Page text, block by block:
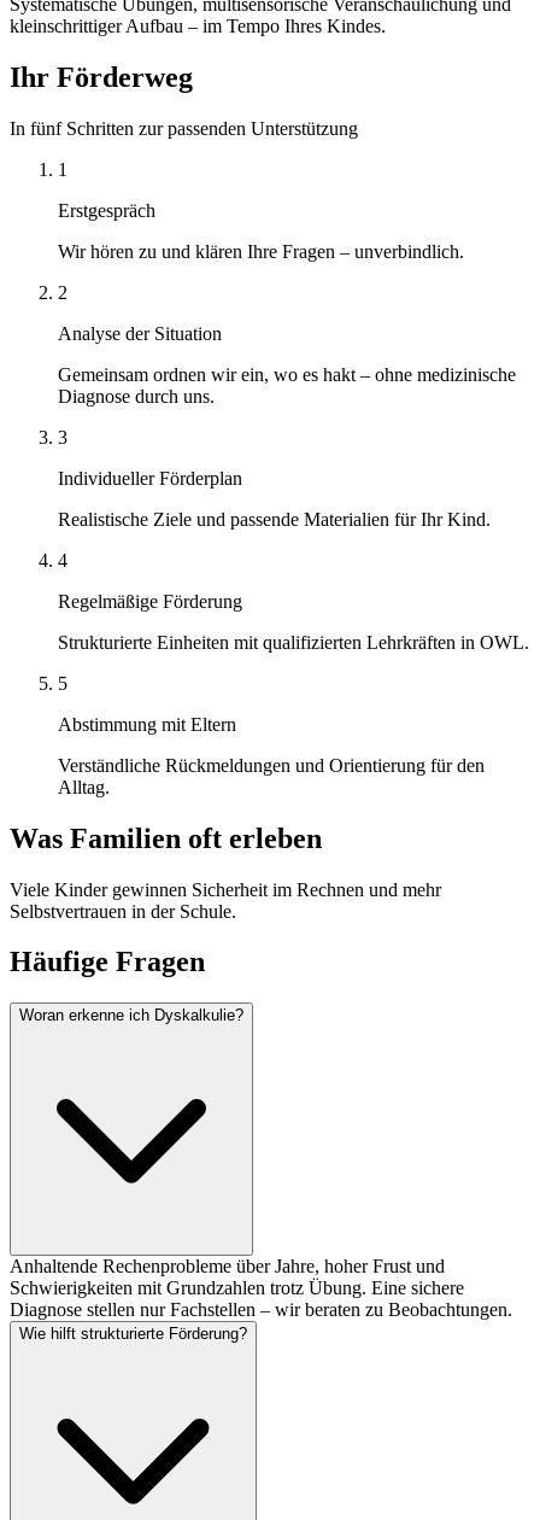
Systematische Übungen, multisensorische Veranschaulichung und
kleinschrittiger Aufbau – im Tempo Ihres Kindes.
Ihr Förderweg
In fünf Schritten zur passenden Unterstützung
1
Erstgespräch
Wir hören zu und klären Ihre Fragen – unverbindlich.
2
Analyse der Situation
Gemeinsam ordnen wir ein, wo es hakt – ohne medizinische
Diagnose durch uns.
3
Individueller Förderplan
Realistische Ziele und passende Materialien für Ihr Kind.
4
Regelmäßige Förderung
Strukturierte Einheiten mit qualifizierten Lehrkräften in OWL.
5
Abstimmung mit Eltern
Verständliche Rückmeldungen und Orientierung für den
Alltag.
Was Familien oft erleben
Viele Kinder gewinnen Sicherheit im Rechnen und mehr
Selbstvertrauen in der Schule.
Häufige Fragen
Woran erkenne ich Dyskalkulie?
Anhaltende Rechenprobleme über Jahre, hoher Frust und
Schwierigkeiten mit Grundzahlen trotz Übung. Eine sichere
Diagnose stellen nur Fachstellen – wir beraten zu Beobachtungen.
Wie hilft strukturierte Förderung?